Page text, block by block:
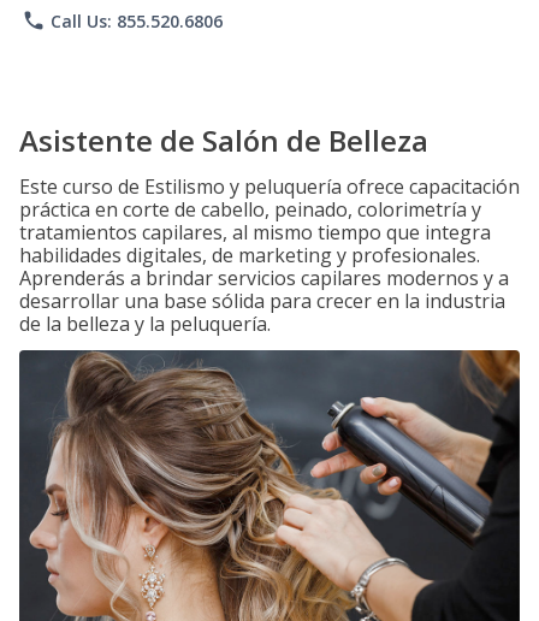
phone Call Us: 855.520.6806
Asistente de Salón de Belleza
Este curso de Estilismo y peluquería ofrece capacitación
práctica en corte de cabello, peinado, colorimetría y
tratamientos capilares, al mismo tiempo que integra
habilidades digitales, de marketing y profesionales.
Aprenderás a brindar servicios capilares modernos y a
desarrollar una base sólida para crecer en la industria
de la belleza y la peluquería.